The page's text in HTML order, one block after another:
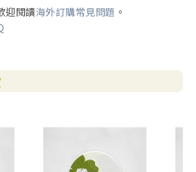
迎閱讀海外訂購常見問題 。